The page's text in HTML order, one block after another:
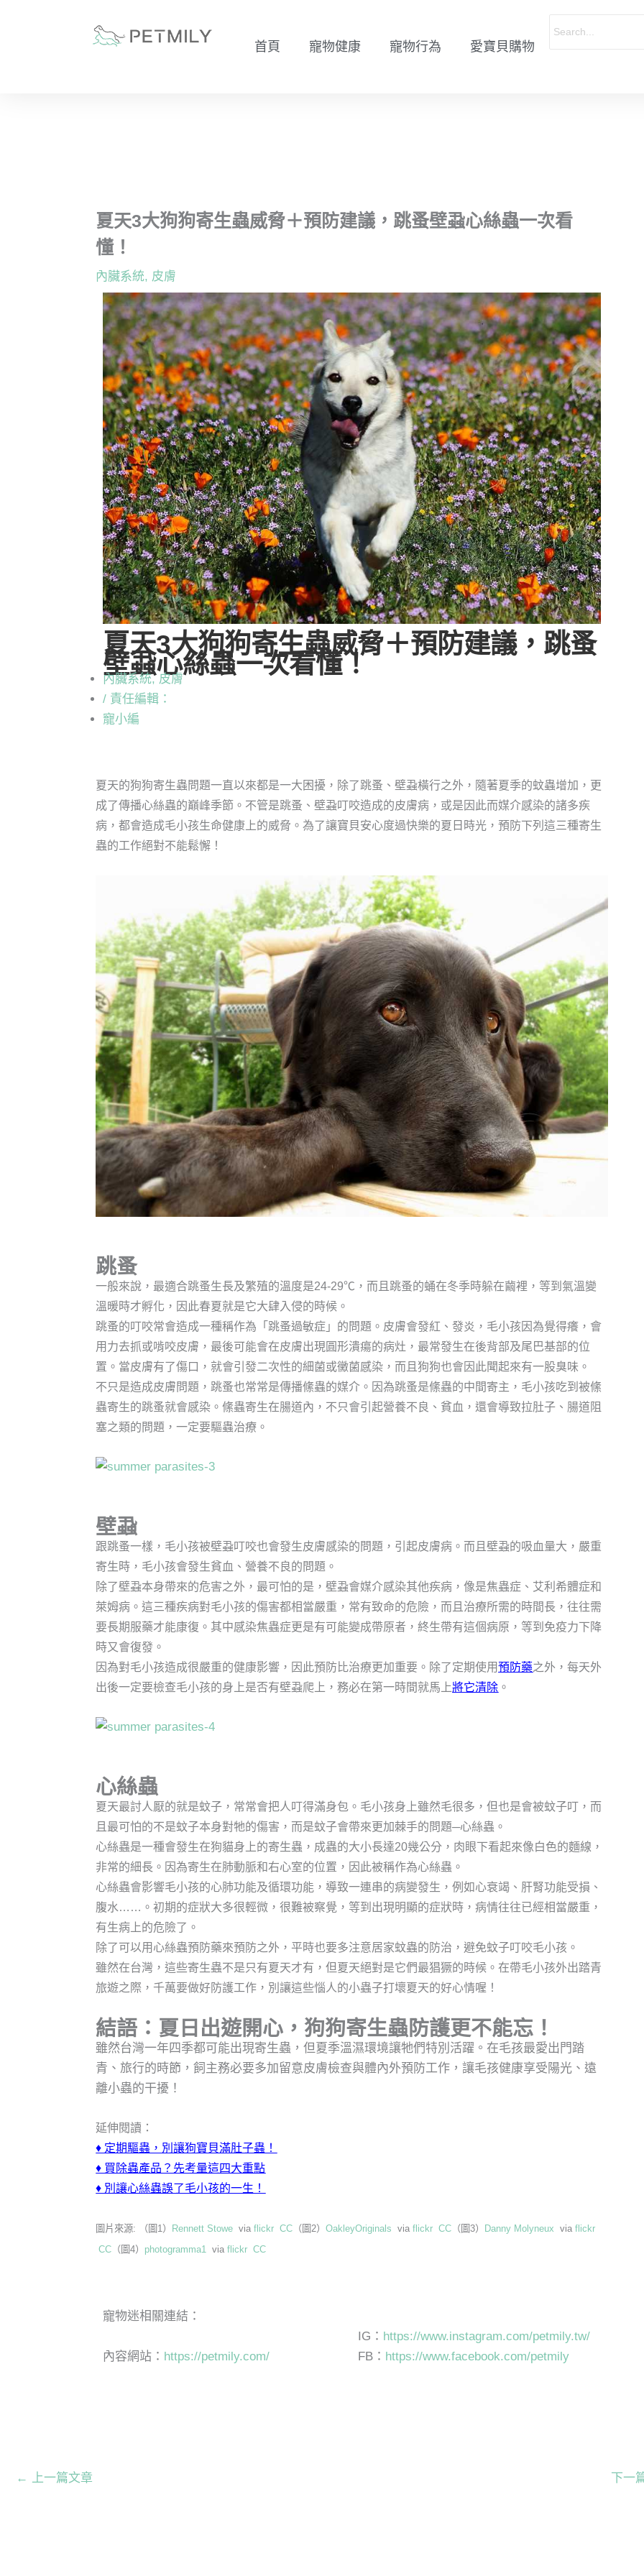
首頁 寵物健康 寵物行為 愛寶貝購物
夏天3大狗狗寄生蟲威脅＋預防建議，跳蚤壁蝨心絲蟲一次看
懂！
內臟系統, 皮膚
夏天3大狗狗寄生蟲威脅＋預防建議，跳蚤
壁蝨心絲蟲一次看懂！
內臟系統, 皮膚
/ 責任編輯：
寵小編
夏天的狗狗寄生蟲問題一直以來都是一大困擾，除了跳蚤、壁蝨橫行之外，隨著夏季的蚊蟲增加，更
成了傳播心絲蟲的巔峰季節。不管是跳蚤、壁蝨叮咬造成的皮膚病，或是因此而媒介感染的諸多疾
病，都會造成毛小孩生命健康上的威脅。為了讓寶貝安心度過快樂的夏日時光，預防下列這三種寄生
蟲的工作絕對不能鬆懈！
跳蚤
一般來說，最適合跳蚤生長及繁殖的溫度是24-29℃，而且跳蚤的蛹在冬季時躲在繭裡，等到氣溫變
溫暖時才孵化，因此春夏就是它大肆入侵的時候。
跳蚤的叮咬常會造成一種稱作為「跳蚤過敏症」的問題。皮膚會發紅、發炎，毛小孩因為覺得癢，會
用力去抓或啃咬皮膚，最後可能會在皮膚出現圓形潰瘍的病灶，最常發生在後背部及尾巴基部的位
置。當皮膚有了傷口，就會引發二次性的細菌或黴菌感染，而且狗狗也會因此聞起來有一股臭味。
不只是造成皮膚問題，跳蚤也常常是傳播絛蟲的媒介。因為跳蚤是絛蟲的中間寄主，毛小孩吃到被絛
蟲寄生的跳蚤就會感染。絛蟲寄生在腸道內，不只會引起營養不良、貧血，還會導致拉肚子、腸道阻
塞之類的問題，一定要驅蟲治療。
壁蝨
跟跳蚤一樣，毛小孩被壁蝨叮咬也會發生皮膚感染的問題，引起皮膚病。而且壁蝨的吸血量大，嚴重
寄生時，毛小孩會發生貧血、營養不良的問題。
除了壁蝨本身帶來的危害之外，最可怕的是，壁蝨會媒介感染其他疾病，像是焦蟲症、艾利希體症和
萊姆病。這三種疾病對毛小孩的傷害都相當嚴重，常有致命的危險，而且治療所需的時間長，往往需
要長期服藥才能康復。其中感染焦蟲症更是有可能變成帶原者，終生帶有這個病原，等到免疫力下降
時又會復發。
因為對毛小孩造成很嚴重的健康影響，因此預防比治療更加重要。除了定期使用預防藥之外，每天外
出後一定要檢查毛小孩的身上是否有壁蝨爬上，務必在第一時間就馬上將它清除 。
心絲蟲
夏天最討人厭的就是蚊子，常常會把人叮得滿身包。毛小孩身上雖然毛很多，但也是會被蚊子叮，而
且最可怕的不是蚊子本身對牠的傷害，而是蚊子會帶來更加棘手的問題─心絲蟲。
心絲蟲是一種會發生在狗貓身上的寄生蟲，成蟲的大小長達20幾公分，肉眼下看起來像白色的麵線，
非常的細長。因為寄生在肺動脈和右心室的位置，因此被稱作為心絲蟲。
心絲蟲會影響毛小孩的心肺功能及循環功能，導致一連串的病變發生，例如心衰竭、肝腎功能受損、
腹水……。初期的症狀大多很輕微，很難被察覺，等到出現明顯的症狀時，病情往往已經相當嚴重，
有生病上的危險了。
除了可以用心絲蟲預防藥來預防之外，平時也要多注意居家蚊蟲的防治，避免蚊子叮咬毛小孩。
雖然在台灣，這些寄生蟲不是只有夏天才有，但夏天絕對是它們最猖獗的時候。在帶毛小孩外出踏青
旅遊之際，千萬要做好防護工作，別讓這些惱人的小蟲子打壞夏天的好心情喔！
結語：夏日出遊開心，狗狗寄生蟲防護更不能忘！
雖然台灣一年四季都可能出現寄生蟲，但夏季溫濕環境讓牠們特別活躍。在毛孩最愛出門踏
青、旅行的時節，飼主務必要多加留意皮膚檢查與體內外預防工作，讓毛孩健康享受陽光、遠
離小蟲的干擾！
延伸閱讀：
♦ 定期驅蟲，別讓狗寶貝滿肚子蟲！
♦ 買除蟲產品？先考量這四大重點
♦ 別讓心絲蟲誤了毛小孩的一生！
圖片來源: （圖1） Rennett Stowe viaflickr CC （圖2）OakleyOriginals viaflickr CC （圖3） Danny Molyneux viaflickr
CC （圖4） photogramma1 viaflickr CC
寵物迷相關連結：
內容網站： https://petmily.com/
IG： https://www.instagram.com/petmily.tw/
FB： https://www.facebook.com/petmily
← 上一篇文章 下一